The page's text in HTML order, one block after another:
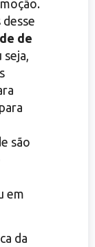
desse
de
seja,
são
em
da